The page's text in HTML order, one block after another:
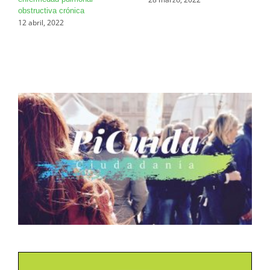
obstructiva crónica
12 abril, 2022